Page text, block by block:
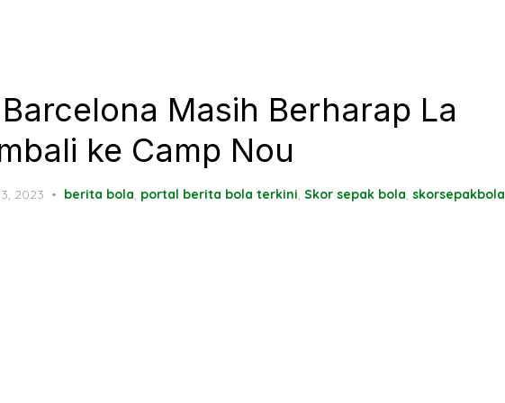
Masih Berharap La
ke Camp Nou
2023 berita bola, portal berita bola terkini, Skor sepak bola, skorsepakbola